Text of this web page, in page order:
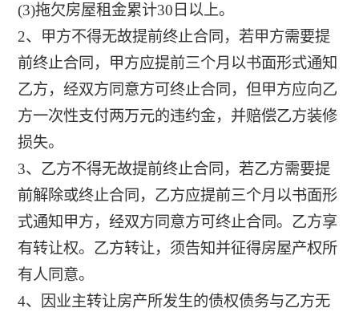
(3)拖欠房屋租金累计30日以上。
2、甲方不得无故提前终止合同，若甲方需要提
前终止合同，甲方应提前三个月以书面形式通知
乙方，经双方同意方可终止合同，但甲方应向乙
方一次性支付两万元的违约金，并赔偿乙方装修
损失。
3、乙方不得无故提前终止合同，若乙方需要提
前解除或终止合同，乙方应提前三个月以书面形
式通知甲方，经双方同意方可终止合同。乙方享
有转让权。乙方转让，须告知并征得房屋产权所
有人同意。
4、因业主转让房产所发生的债权债务与乙方无